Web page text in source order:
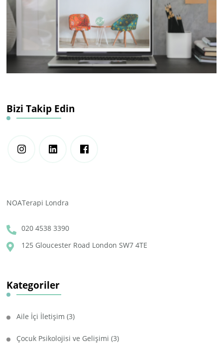
Bizi Takip Edin
NOATerapi Londra
020 4538 3390
125 Gloucester Road London SW7 4TE
Kategoriler
Aile İçi İletişim (3)
Çocuk Psikolojisi ve Gelişimi (3)